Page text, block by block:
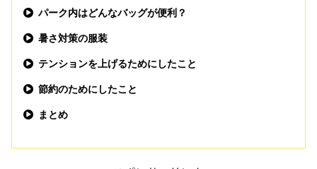
パーク内はどんなバッグが便利？
暑さ対策の服装
テンションを上げるためにしたこと
節約のためにしたこと
まとめ